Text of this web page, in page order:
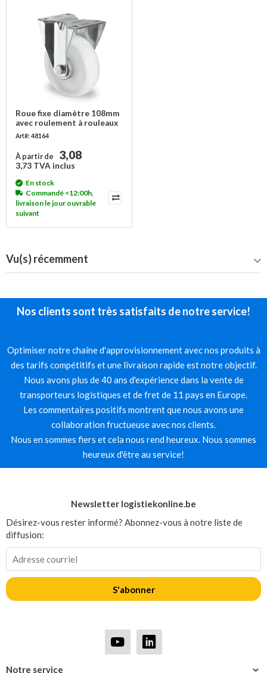
Roue fixe diamètre 108mm
avec roulement à rouleaux
- PP
Art#: 48164
À partir de 3,08
3,73 TVA inclus
En stock
Commandé <12:00h,
livraison le jour ouvrable
suivant
Vu(s) récemment
Nos clients sont très satisfaits de notre service!
Optimiser notre chaîne d'approvisionnement avec nos produits à
des tarifs compétitifs et une livraison rapide est notre objectif.
Nous avons plus de 40 ans d'expérience dans la vente de
transporteurs logistiques et de fret de 11 pays en Europe.
Les commentaires positifs montrent que nous avons une
collaboration fructueuse avec nos clients.
Nous en sommes fiers et cela nous rend heureux. Nous sommes
heureux d'être au service!
Notre service
Newsletter logistiekonline.be
Désirez-vous rester informé? Abonnez-vous à notre liste de
diffusion:
S'abonner